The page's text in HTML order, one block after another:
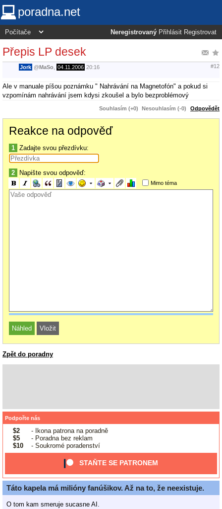
poradna.net
Neregistrovaný Přihlásit Registrovat
Přepis LP desek
Jork @MaSo 04.11.2006 20:16 #12
Ale v manuale píšou poznámku " Nahrávání na Magnetofón" a pokud si
vzpomínám nahrávání jsem kdysi zkoušel a bylo bezproblémový
Souhlasím (+0) Nesouhlasím (-0) Odpovědět
Reakce na odpověď
1 Zadajte svou přezdívku:
2 Napište svou odpověď:
Mimo téma
Zpět do poradny
Podpořte nás
$2
- Ikona patrona na poradně
$5
- Poradna bez reklam
$10
- Soukromé poradenství
STAŇTE SE PATRONEM
Táto kapela má milióny fanúšikov. Až na to, že neexistuje.
O tom kam smeruje sucasne AI.